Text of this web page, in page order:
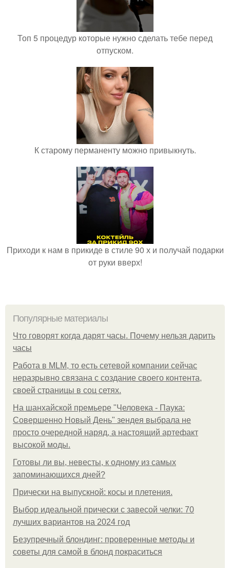
Топ 5 процедур которые нужно сделать тебе перед
отпуском.
К старому перманенту можно привыкнуть.
Приходи к нам в прикиде в стиле 90 х и получай подарки
от руки вверх!
Популярные материалы
Что говорят когда дарят часы. Почему нельзя дарить
часы
Работа в MLM, то есть сетевой компании сейчас
неразрывно связана с создание своего контента,
своей страницы в соц сетях.
На шанхайской премьере "Человека - Паука:
Совершенно Новый День" зендея выбрала не
просто очередной наряд, а настоящий артефакт
высокой моды.
Готовы ли вы, невесты, к одному из самых
запоминающихся дней?
Прически на выпускной: косы и плетения.
Выбор идеальной прически с завесой челки: 70
лучших вариантов на 2024 год
Безупречный блондинг: проверенные методы и
советы для самой в блонд покраситься